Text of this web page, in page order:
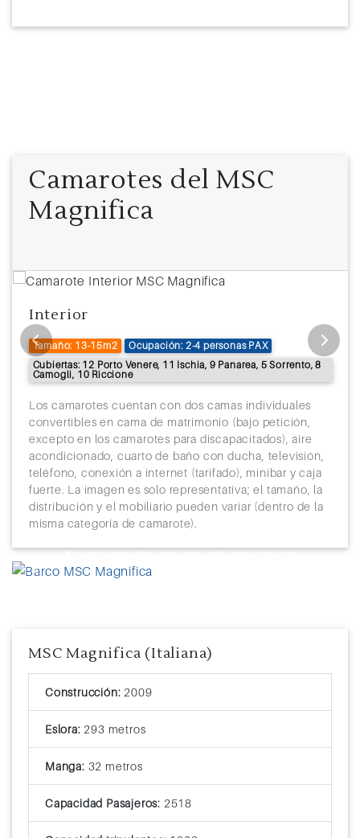
Camarotes del MSC
Magnifica
Interior
Tamaño: 13-15m2
Ocupación: 2-4 personas PAX
Cubiertas: 12 Porto Venere, 11 Ischia, 9 Panarea, 5 Sorrento, 8
Camogli, 10 Riccione
Los camarotes cuentan con dos camas individuales
convertibles en cama de matrimonio (bajo petición,
excepto en los camarotes para discapacitados), aire
acondicionado, cuarto de baño con ducha, televisión,
teléfono, conexión a internet (tarifado), minibar y caja
fuerte. La imagen es solo representativa; el tamaño, la
distribución y el mobiliario pueden variar (dentro de la
misma categoría de camarote).
Previous
MSC Magnifica (Italiana)
Construcción: 2009
Eslora: 293 metros
Manga: 32 metros
Capacidad Pasajeros: 2518